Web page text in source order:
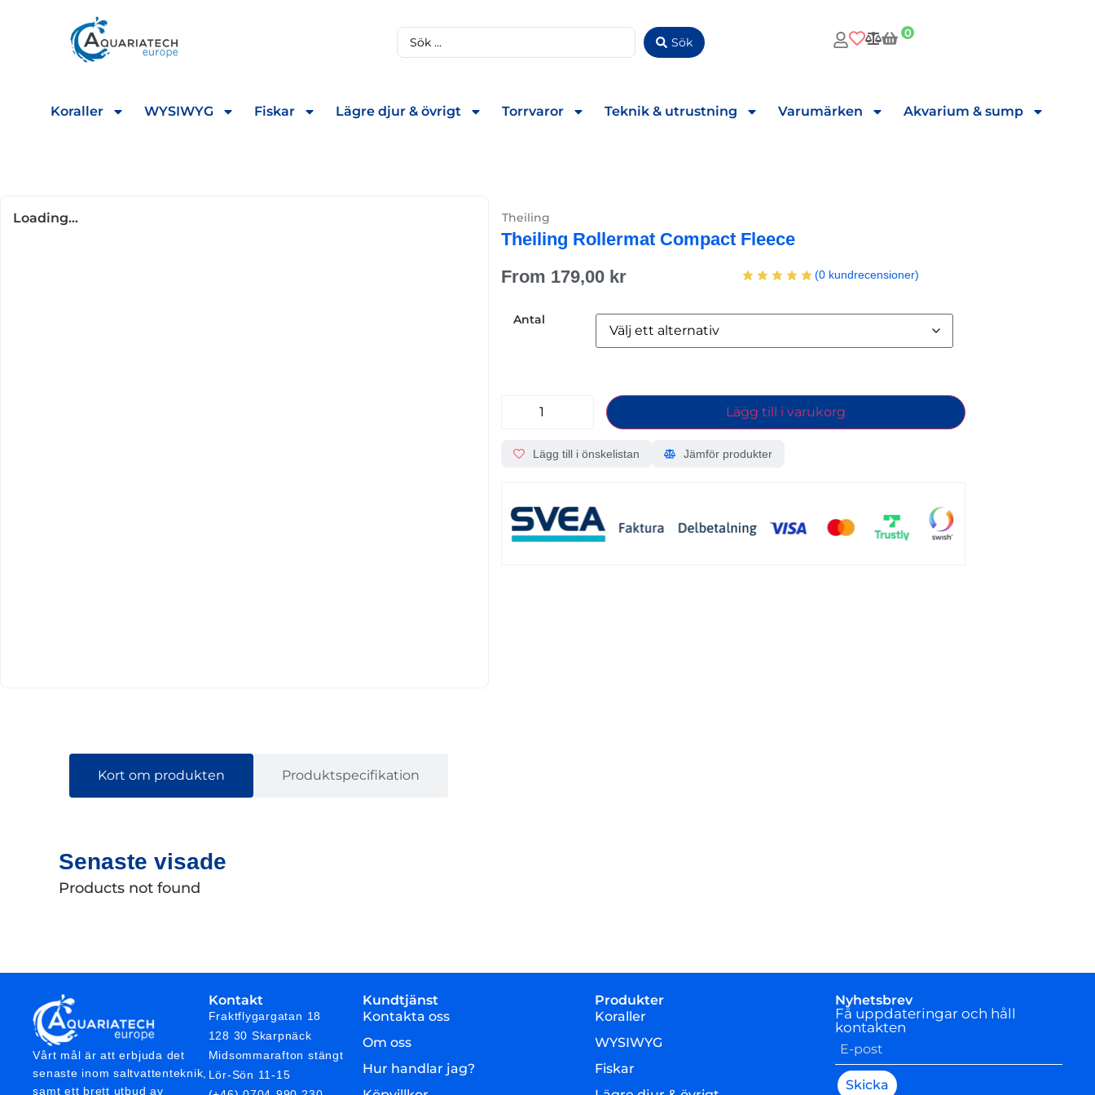
Sök
0
Koraller WYSIWYG Fiskar Lägre djur & övrigt Torrvaror Teknik & utrustning Varumärken Akvarium & sump
Loading... Theiling
Theiling Rollermat Compact Fleece
From 179,00 kr (0 kundrecensioner)
Antal
Lägg till i varukorg
Lägg till i önskelistan Jämför produkter
Kort om produkten Produktspecifikation
Senaste visade
Products not found
Vårt mål är att erbjuda det
senaste inom saltvattenteknik,
samt ett brett utbud av
Kontakt
Fraktflygargatan 18
128 30 Skarpnäck
Midsommarafton stängt
Lör-Sön 11-15
Kundtjänst
Kontakta oss
Om oss
Hur handlar jag?
Produkter
Koraller
WYSIWYG
Fiskar
Nyhetsbrev
Få uppdateringar och håll
kontakten
Skicka